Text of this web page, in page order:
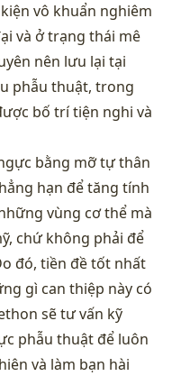
vô khuẩn nghiêm
và ở trạng thái mê
nên lưu lại tại
phẫu thuật, trong
bố trí tiện nghi và
bằng mỡ tự thân
hạn để tăng tính
vùng cơ thể mà
chứ không phải để
đó, tiền đề tốt nhất
gì can thiệp này có
sẽ tư vấn kỹ
phẫu thuật để luôn
và làm bạn hài